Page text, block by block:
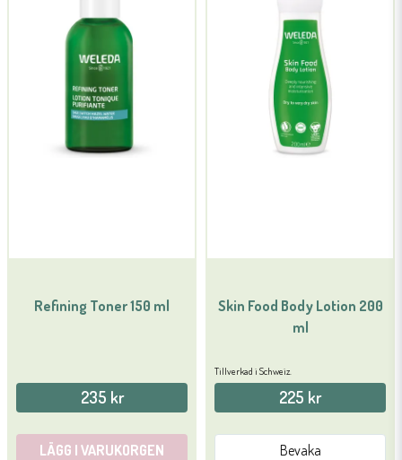
Refining Toner 150 ml
235 kr
LÄGG I VARUKORGEN
Skin Food Body Lotion 200
ml
Tillverkad i Schweiz.
225 kr
Bevaka